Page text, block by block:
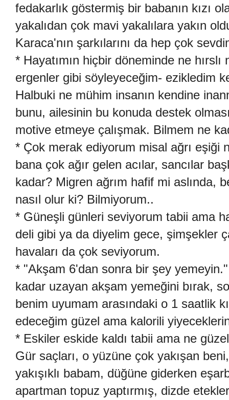
fedakarlık göstermiş bir babanın kızı
yakalıdan çok mavi yakalılara yakın
Karaca'nın şarkılarını da hep çok
* Hayatımın hiçbir döneminde ne
ergenler gibi söyleyeceğim- ezikledim
Halbuki ne mühim insanın kendine
bunu, ailesinin bu konuda destek
motive etmeye çalışmak. Bilmem ne
* Çok merak ediyorum misal ağrı eşiği
bana çok ağır gelen acılar, sancılar
kadar? Migren ağrım hafif mi aslında,
nasıl olur ki? Bilmiyorum..
* Güneşli günleri seviyorum tabii ama
deli gibi ya da diyelim gece, şimşekler
havaları da çok seviyorum.
* "Akşam 6'dan sonra bir şey
kadar uzayan akşam yemeğini bırak,
benim uyumam arasındaki o 1 saatlik
edeceğim güzel ama kalorili
* Eskiler eskide kaldı tabii ama ne
Gür saçları, o yüzüne çok yakışan
yakışıklı babam, düğüne giderken
apartman topuz yaptırmış, dizde